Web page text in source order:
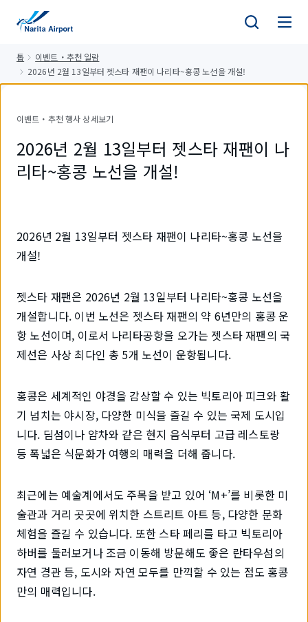
톱
이벤트・추천 일람
2026년 2월 13일부터 젯스타 재팬이 나리타~홍콩 노선을 개설!
이벤트・추천 행사 상세보기
2026년 2월 13일부터 젯스타 재팬이 나
리타~홍콩 노선을 개설!
2026년 2월 13일부터 젯스타 재팬이 나리타~홍콩 노선을
개설!
젯스타 재팬은 2026년 2월 13일부터 나리타~홍콩 노선을
개설합니다. 이번 노선은 젯스타 재팬의 약 6년만의 홍콩 운
항 노선이며, 이로서 나리타공항을 오가는 젯스타 재팬의 국
제선은 사상 최다인 총 5개 노선이 운항됩니다.
홍콩은 세계적인 야경을 감상할 수 있는 빅토리아 피크와 활
기 넘치는 야시장, 다양한 미식을 즐길 수 있는 국제 도시입
니다. 딤섬이나 얌차와 같은 현지 음식부터 고급 레스토랑
등 폭넓은 식문화가 여행의 매력을 더해 줍니다.
최근에는 예술계에서도 주목을 받고 있어 ‘M+’를 비롯한 미
술관과 거리 곳곳에 위치한 스트리트 아트 등, 다양한 문화
체험을 즐길 수 있습니다. 또한 스타 페리를 타고 빅토리아
하버를 둘러보거나 조금 이동해 방문해도 좋은 란타우섬의
자연 경관 등, 도시와 자연 모두를 만끽할 수 있는 점도 홍콩
만의 매력입니다.